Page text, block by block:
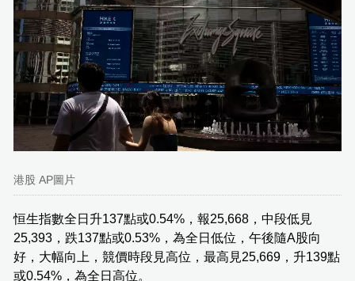
港股 AP圖片
恒生指數全日升137點或0.54%，報25,668，中段低見
25,393，跌137點或0.53%，為全日低位，午後隨A股向
好，大幅向上，競價時段見高位，最高見25,669，升139點
或0.54%，為全日高位。